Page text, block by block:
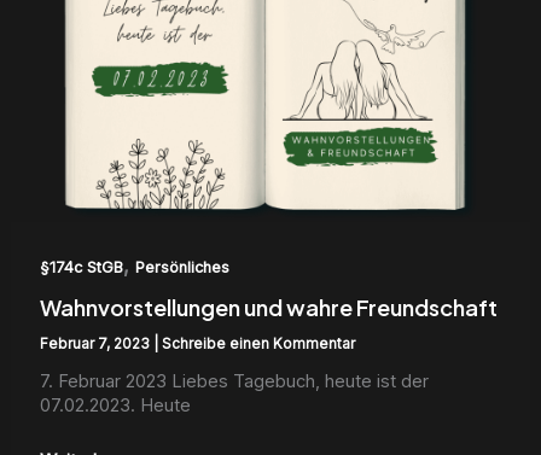
§174c StGB,Persönliches
Wahnvorstellungen und wahre Freundschaft
Februar 7, 2023 |Schreibe einen Kommentar
7. Feb­ru­ar 2023 Liebes Tage­buch, heute ist der
07.02.2023. Heute
Freundschaft